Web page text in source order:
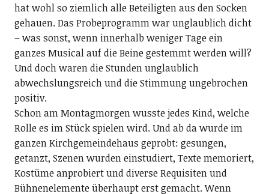
hat wohl so ziemlich alle Beteiligten aus den Socken
gehauen. Das Probeprogramm war unglaublich dicht
– was sonst, wenn innerhalb weniger Tage ein
ganzes Musical auf die Beine gestemmt werden will?
Und doch waren die Stunden unglaublich
abwechslungsreich und die Stimmung ungebrochen
positiv.
Schon am Montagmorgen wusste jedes Kind, welche
Rolle es im Stück spielen wird. Und ab da wurde im
ganzen Kirchgemeindehaus geprobt: gesungen,
getanzt, Szenen wurden einstudiert, Texte memoriert,
Kostüme anprobiert und diverse Requisiten und
Bühnenelemente überhaupt erst gemacht. Wenn